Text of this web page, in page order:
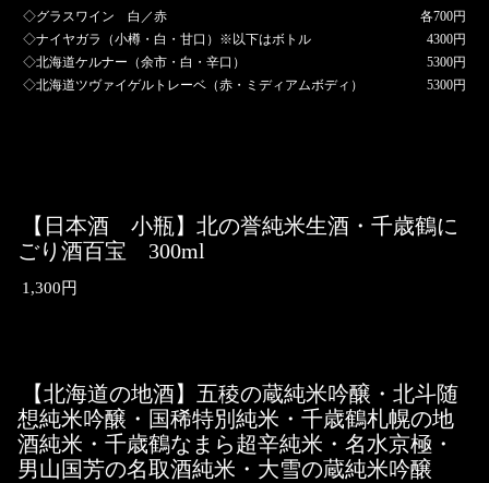
◇グラスワイン 白／赤
各700円
◇ナイヤガラ（小樽・白・甘口）※以下はボトル
4300円
◇北海道ケルナー（余市・白・辛口）
5300円
◇北海道ツヴァイゲルトレーベ（赤・ミディアムボディ）
5300円
【日本酒 小瓶】北の誉純米生酒・千歳鶴に
ごり酒百宝 300ml
1,300円
【北海道の地酒】五稜の蔵純米吟醸・北斗随
想純米吟醸・国稀特別純米・千歳鶴札幌の地
酒純米・千歳鶴なまら超辛純米・名水京極・
男山国芳の名取酒純米・大雪の蔵純米吟醸